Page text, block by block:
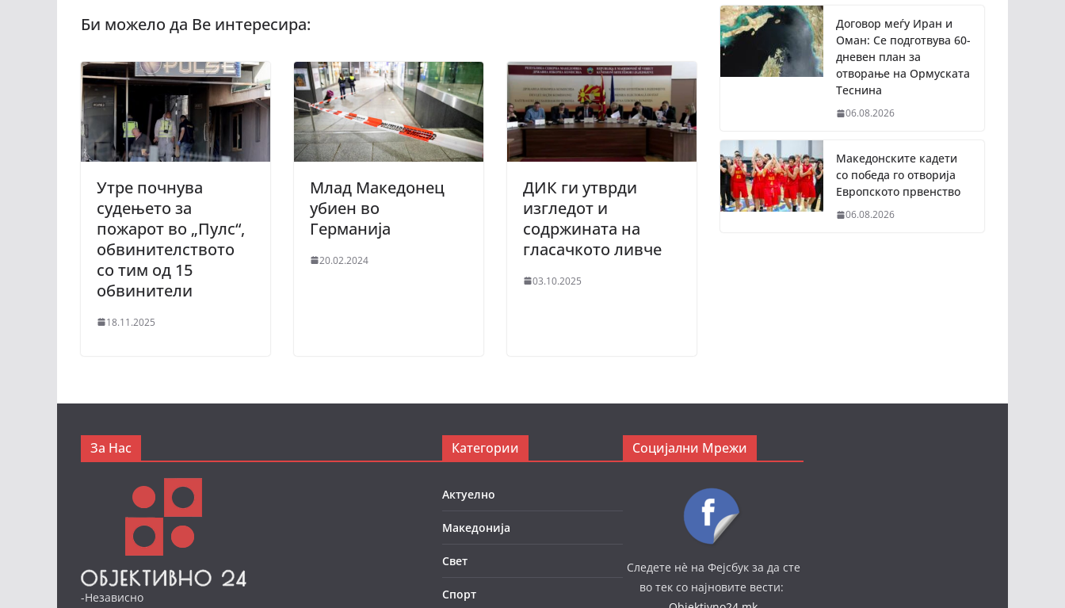
Утре почнува
судењето за
пожарот во „Пулс“,
обвинителството
со тим од 15
обвинители
18.11.2025
Млад Македонец
убиен во
Германија
20.02.2024
ДИК ги утврди
изгледот и
содржината на
гласачкото ливче
03.10.2025
Договор меѓу Иран и
Оман: Се подготвува 60-
дневен план за
отворање на Ормуската
Теснина
06.08.2026
Македонските кадети
со победа го отворија
Европското првенство
06.08.2026
За Нас
-Независно
Категории
Актуелно
Македонија
Свет
Спорт
Социјални Мрежи
Следете нè на Фејсбук за да сте
во тек со најновите вести: